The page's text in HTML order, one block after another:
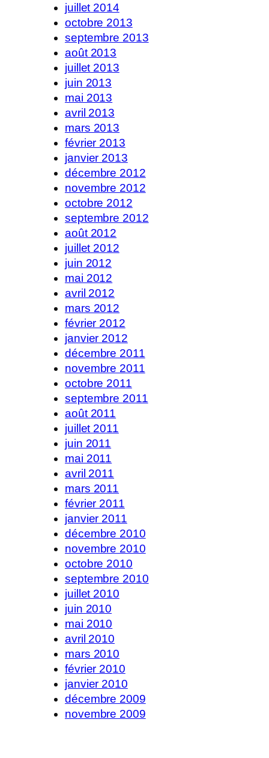
juillet 2014
octobre 2013
septembre 2013
août 2013
juillet 2013
juin 2013
mai 2013
avril 2013
mars 2013
février 2013
janvier 2013
décembre 2012
novembre 2012
octobre 2012
septembre 2012
août 2012
juillet 2012
juin 2012
mai 2012
avril 2012
mars 2012
février 2012
janvier 2012
décembre 2011
novembre 2011
octobre 2011
septembre 2011
août 2011
juillet 2011
juin 2011
mai 2011
avril 2011
mars 2011
février 2011
janvier 2011
décembre 2010
novembre 2010
octobre 2010
septembre 2010
juillet 2010
juin 2010
mai 2010
avril 2010
mars 2010
février 2010
janvier 2010
décembre 2009
novembre 2009